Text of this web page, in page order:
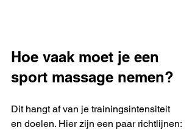
Hoe vaak moet je een
sport massage nemen?
Dit hangt af van je trainingsintensiteit
en doelen. Hier zijn een paar richtlijnen: